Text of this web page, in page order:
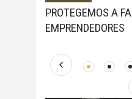
PROTEGEMOS A
EMPRENDEDORES